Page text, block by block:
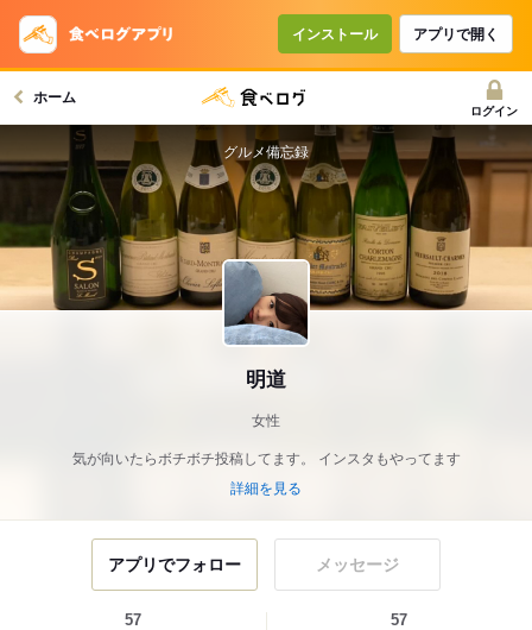
インストール アプリで開く
ホーム
ログイン
明道
女性
気が向いたらボチボチ投稿してます。 インスタもやってます
詳細を見る
グルメ備忘録
アプリでフォロー メッセージ
57 57